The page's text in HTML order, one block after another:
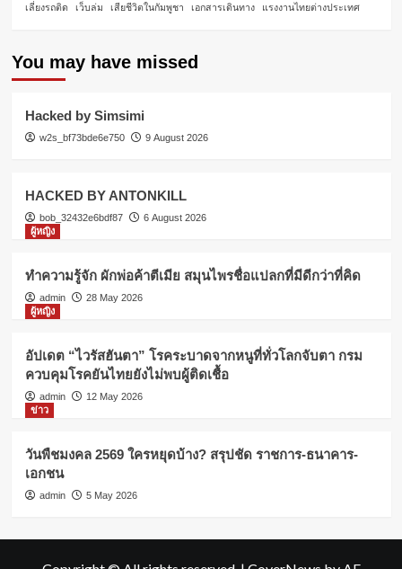
เลี่ยงรถติด เว็บล่ม เสียชีวิตในกัมพูชา เอกสารเดินทาง แรงงานไทยต่างประเทศ
You may have missed
Hacked by Simsimi
w2s_bf73bde6e750 9 August 2026
HACKED BY ANTONKILL
bob_32432e6bdf87
6 August 2026
ผู้หญิง
ทำความรู้จัก ผักพ่อค้าตีเมีย สมุนไพรชื่อแปลกที่มีดีกว่าที่คิด
admin
28 May 2026
ผู้หญิง
อัปเดต “ไวรัสฮันตา” โรคระบาดจากหนูที่ทั่วโลกจับตา กรม
ควบคุมโรคยันไทยยังไม่พบผู้ติดเชื้อ
admin
12 May 2026
ข่าว
วันพืชมงคล 2569 ใครหยุดบ้าง? สรุปชัด ราชการ-ธนาคาร-
เอกชน
admin 5 May 2026